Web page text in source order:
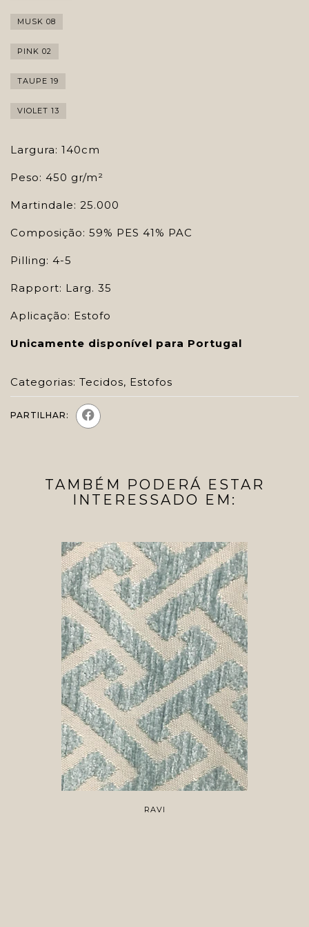
MUSK 08
PINK 02
TAUPE 19
VIOLET 13
Largura: 140cm
Peso: 450 gr/m²
Martindale: 25.000
Composição: 59% PES 41% PAC
Pilling: 4-5
Rapport: Larg. 35
Aplicação: Estofo
Unicamente disponível para Portugal
Categorias: Tecidos, Estofos
PARTILHAR:
TAMBÉM PODERÁ ESTAR
INTERESSADO EM:
RAVI